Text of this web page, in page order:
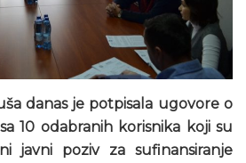
danas je potpisala ugovore o
10 odabranih korisnika koji su
javni poziv za sufinansiranje